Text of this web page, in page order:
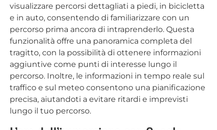
visualizzare percorsi dettagliati a piedi, in bicicletta
e in auto, consentendo di familiarizzare con un
percorso prima ancora di intraprenderlo. Questa
funzionalità offre una panoramica completa del
tragitto, con la possibilità di ottenere informazioni
aggiuntive come punti di interesse lungo il
percorso. Inoltre, le informazioni in tempo reale sul
traffico e sul meteo consentono una pianificazione
precisa, aiutandoti a evitare ritardi e imprevisti
lungo il tuo percorso.